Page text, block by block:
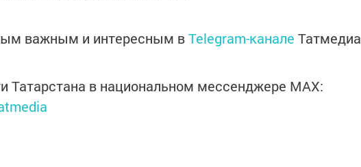
важным и интересным вTelegram-канале Татмедиа
Татарстана в национальном мессенджере MАХ: